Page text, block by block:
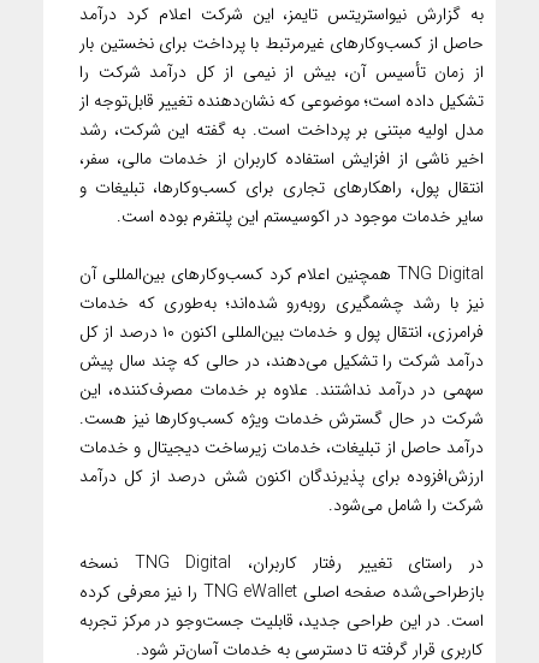
به گزارش نیواستریتس تایمز، این شرکت اعلام کرد درآمد
حاصل از کسب‌وکارهای غیرمرتبط با پرداخت برای نخستین بار
از زمان تأسیس آن، بیش از نیمی از کل درآمد شرکت را
تشکیل داده است؛ موضوعی که نشان‌دهنده تغییر قابل‌توجه از
مدل اولیه مبتنی بر پرداخت است. به گفته این شرکت، رشد
اخیر ناشی از افزایش استفاده کاربران از خدمات مالی، سفر،
انتقال پول، راهکارهای تجاری برای کسب‌وکارها، تبلیغات و
سایر خدمات موجود در اکوسیستم این پلتفرم بوده است.
TNG Digital همچنین اعلام کرد کسب‌وکارهای بین‌المللی آن
نیز با رشد چشمگیری روبه‌رو شده‌اند؛ به‌طوری که خدمات
فرامرزی، انتقال پول و خدمات بین‌المللی اکنون ۱۰ درصد از کل
درآمد شرکت را تشکیل می‌دهند، در حالی که چند سال پیش
سهمی در درآمد نداشتند. علاوه بر خدمات مصرف‌کننده، این
شرکت در حال گسترش خدمات ویژه کسب‌وکارها نیز هست.
درآمد حاصل از تبلیغات، خدمات زیرساخت دیجیتال و خدمات
ارزش‌افزوده برای پذیرندگان اکنون شش درصد از کل درآمد
شرکت را شامل می‌شود.
در راستای تغییر رفتار کاربران، TNG Digital نسخه
بازطراحی‌شده صفحه اصلی TNG eWallet را نیز معرفی کرده
است. در این طراحی جدید، قابلیت جست‌وجو در مرکز تجربه
کاربری قرار گرفته تا دسترسی به خدمات آسان‌تر شود.